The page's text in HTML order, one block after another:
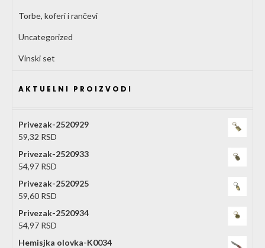
Torbe, koferi i rančevi
Uncategorized
Vinski set
AKTUELNI PROIZVODI
Privezak-2520929
59,32 RSD
Privezak-2520933
54,97 RSD
Privezak-2520925
59,60 RSD
Privezak-2520934
54,97 RSD
Hemisjka olovka-K0034